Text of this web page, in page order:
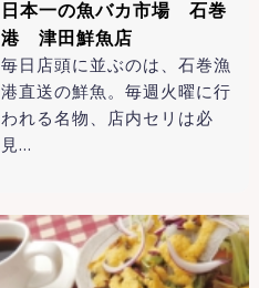
日本一の魚バカ市場 石巻
港 津田鮮魚店
毎日店頭に並ぶのは、石巻漁
港直送の鮮魚。毎週火曜に行
われる名物、店内セリは必
見…